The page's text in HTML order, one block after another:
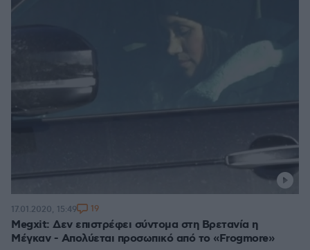
Megxit: Δεν επιστρέφει σύντομα στη Βρετανία η
Μέγκαν - Απολύεται προσωπικό από το «Frogmore»
17.01.2020, 15:49 19